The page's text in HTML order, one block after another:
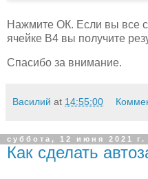
Нажмите ОК. Если вы все
ячейке B4 вы получите
Спасибо за внимание.
Василий at 14:55:00
суббота, 12 июня 2021 г.
Как сделать